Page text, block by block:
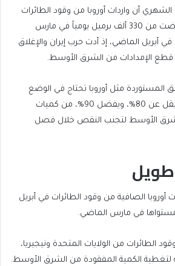
الشهري أن واردات أوروبا من وقود الطائرات
من الشرق الأوسط انخفضت من 330 ألف برميل يومياً في مارس
ألفاً فقط في أبريل الماضي، إذ أدت حرب إيران والإغلاق
قطع الإمدادات من الشرق الأوسط.
المستوردة مثل أوروبا تحتاج في الوضع
الأمثل إلى تعويض ما لا يقل عن 80%، ويفضل 90%، من كميات
الأوسط لتجنب النقص خلال فصل
أوروبا الصافية من وقود الطائرات في أبريل
الطائرات من الولايات المتحدة ونيجيريا،
الكمية المفقودة من الشرق الأوسط.